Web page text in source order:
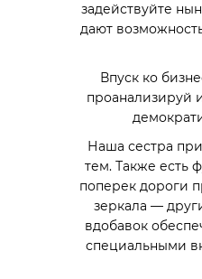
задействуйте
дают
Впуск ко
проанализируй
Наша сестра
тем. Также есть
поперек дороги
зеркала —
вдобавок
специальными